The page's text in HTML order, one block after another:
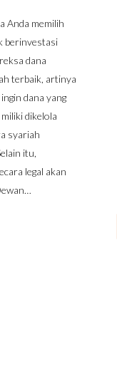
Anda memilih
berinvestasi
dana
terbaik, artinya
dana yang
dikelola
syariah
itu,
legal akan